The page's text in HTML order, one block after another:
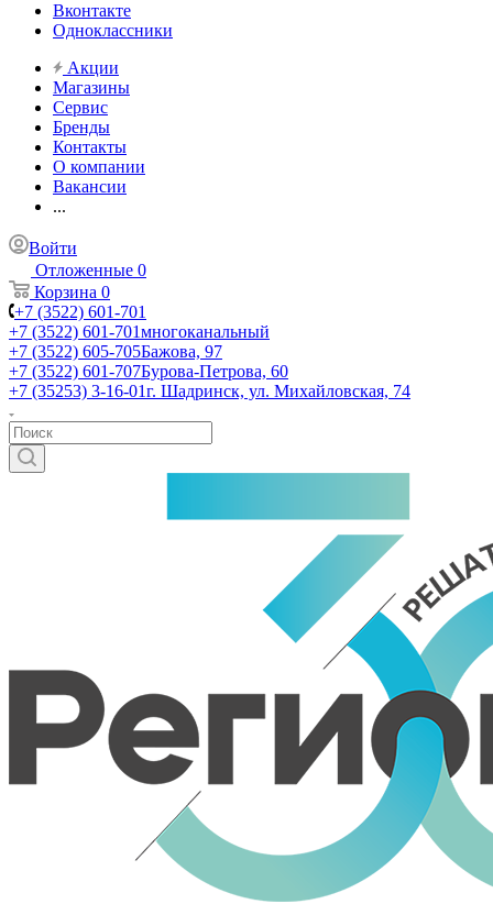
Вконтакте
Одноклассники
Акции
Магазины
Сервис
Бренды
Контакты
О компании
Вакансии
...
Войти
Отложенные 0
Корзина 0
+7 (3522) 601-701
+7 (3522) 601-701многоканальный
+7 (3522) 605-705Бажова, 97
+7 (3522) 601-707Бурова-Петрова, 60
+7 (35253) 3-16-01г. Шадринск, ул. Михайловская, 74